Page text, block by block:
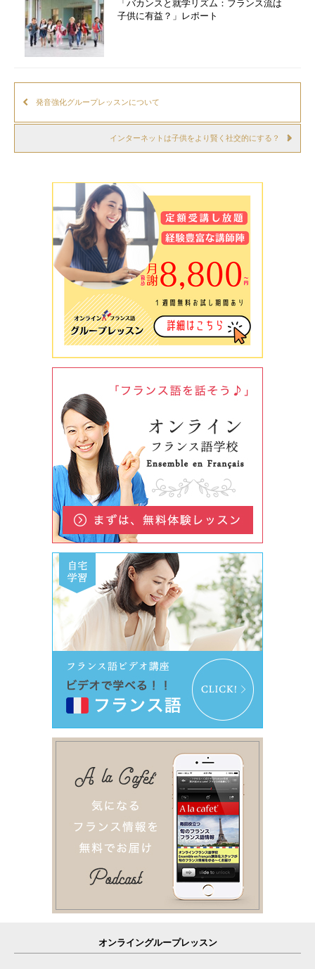
「バカンスと就学リズム：フランス流は
子供に有益？」レポート
発音強化グループレッスンについて
インターネットは子供をより賢く社交的にする？
オンライングループレッスン